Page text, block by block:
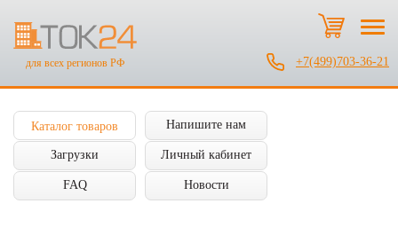
для всех регионов РФ +7(499)703-36-21
Каталог товаров Напишите нам
Загрузки Личный кабинет
FAQ Новости